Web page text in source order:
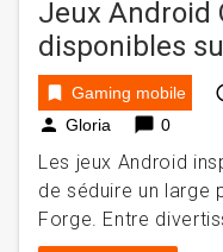
Jeux Android
disponibles
bookmark Gaming mobile
person Gloria chat_bubble 0
Les jeux Android
de séduire un large
Forge. Entre